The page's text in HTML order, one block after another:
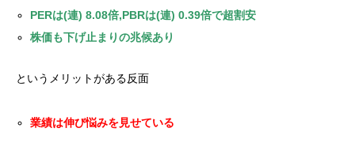
PERは(連) 8.08倍,PBRは(連) 0.39倍で超割安
株価も下げ止まりの兆候あり
というメリットがある反面
業績は伸び悩みを見せている